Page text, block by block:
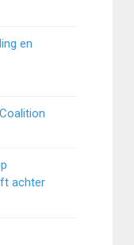
en
achter